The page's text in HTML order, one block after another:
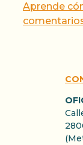
Aprende